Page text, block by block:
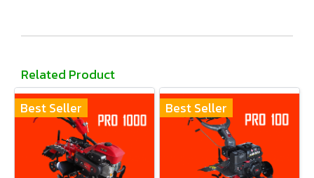
Related Product
Best Seller
Best Seller